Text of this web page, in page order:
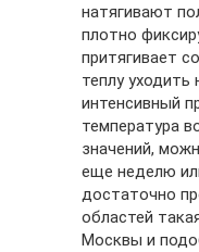
натягивают
плотно
притягивает
теплу уходить
интенсивный
температура
значений,
еще неделю
достаточно
областей
Москвы и